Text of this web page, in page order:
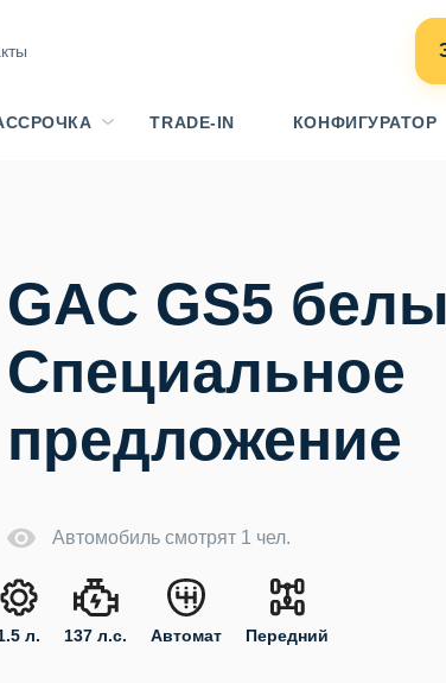
TRADE-IN КОНФИГУРАТОР
GAC GS5
Специальное
предложение
Автомобиль смотрят 1 чел.
л. 137 л.с. Автомат Передний